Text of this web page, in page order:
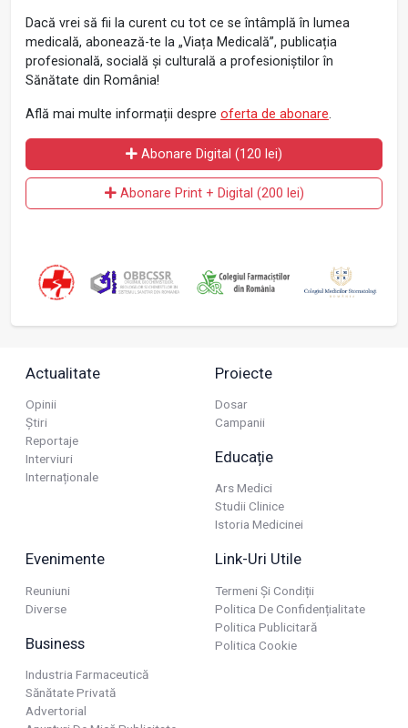
Dacă vrei să fii la curent cu tot ce se întâmplă în lumea
medicală, abonează-te la „Viața Medicală”, publicația
profesională, socială și culturală a profesioniștilor în
Sănătate din România!
Află mai multe informații despre oferta de abonare.
Abonare Digital (120 lei)
Abonare Print + Digital (200 lei)
Actualitate
Opinii
Știri
Reportaje
Interviuri
Internaționale
Proiecte
Dosar
Campanii
Educație
Ars Medici
Studii Clinice
Istoria Medicinei
Evenimente
Reuniuni
Diverse
Business
Industria Farmaceutică
Sănătate Privată
Advertorial
Link-Uri Utile
Termeni Și Condiții
Politica De Confidențialitate
Politica Publicitară
Politica Cookie